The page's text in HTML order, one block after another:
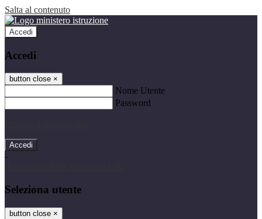
Salta al contenuto
Accedi
Accedi
button close ×
Nome Utente
Password
-
Seleziona utente
button close ×